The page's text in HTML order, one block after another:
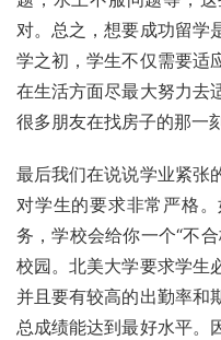
对。总之，想要成功留学
学之初，学生不仅需要适
在生活方面尽最大努力去
很多朋友在找房子的那一
最后我们在说说学业紧张
对学生的要求非常严格
务，学校会给你一个“不
校园。北美大学要求学生
并且要有较高的出勤率和
总成绩能达到最好水平。